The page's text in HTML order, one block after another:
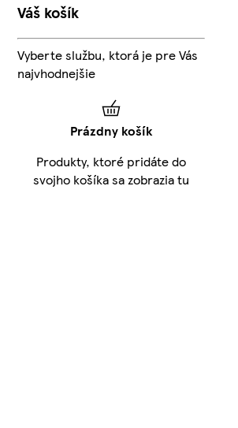
Váš košík
Vyberte službu, ktorá je pre Vás
najvhodnejšie
Prázdny košík
Produkty, ktoré pridáte do
svojho košíka sa zobrazia tu